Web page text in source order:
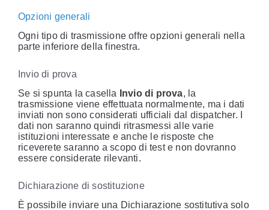
Opzioni generali
Ogni tipo di trasmissione offre opzioni generali nella
parte inferiore della finestra.
Invio di prova
Se si spunta la casella
Invio di prova, la
trasmissione viene effettuata normalmente, ma i dati
inviati non sono considerati ufficiali dal dispatcher. I
dati non saranno quindi ritrasmessi alle varie
istituzioni interessate e anche le risposte che
riceverete saranno a scopo di test e non dovranno
essere considerate rilevanti.
Dichiarazione di sostituzione
È possibile inviare una Dichiarazione sostitutiva solo